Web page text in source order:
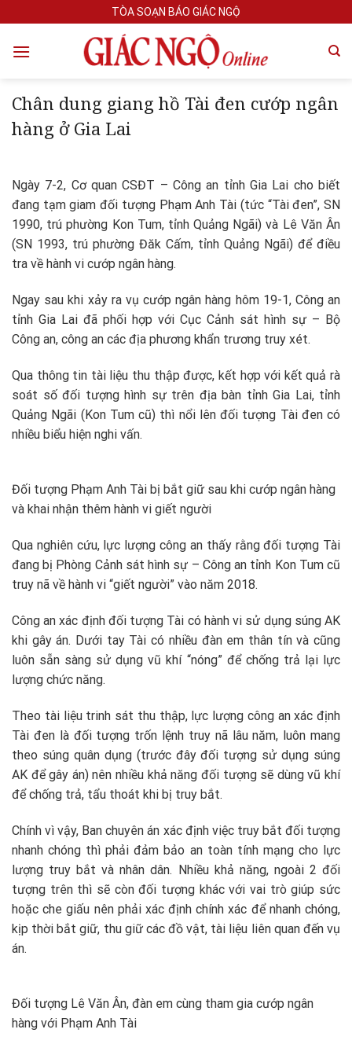
to
content
TÒA SOẠN BÁO GIÁC NGỘ
Chân dung giang hồ Tài đen cướp ngân
hàng ở Gia Lai
Ngày 7-2, Cơ quan CSĐT – Công an tỉnh Gia Lai cho biết
đang tạm giam đối tượng Phạm Anh Tài (tức “Tài đen”, SN
1990, trú phường Kon Tum, tỉnh Quảng Ngãi) và Lê Văn Ân
(SN 1993, trú phường Đăk Cấm, tỉnh Quảng Ngãi) để điều
tra về hành vi cướp ngân hàng.
Ngay sau khi xảy ra vụ cướp ngân hàng hôm 19-1, Công an
tỉnh Gia Lai đã phối hợp với Cục Cảnh sát hình sự – Bộ
Công an, công an các địa phương khẩn trương truy xét.
Qua thông tin tài liệu thu thập được, kết hợp với kết quả rà
soát số đối tượng hình sự trên địa bàn tỉnh Gia Lai, tỉnh
Quảng Ngãi (Kon Tum cũ) thì nổi lên đối tượng Tài đen có
nhiều biểu hiện nghi vấn.
Đối tượng Phạm Anh Tài bị bắt giữ sau khi cướp ngân hàng
và khai nhận thêm hành vi giết người
Qua nghiên cứu, lực lượng công an thấy rằng đối tượng Tài
đang bị Phòng Cảnh sát hình sự – Công an tỉnh Kon Tum cũ
truy nã về hành vi “giết người” vào năm 2018.
Công an xác định đối tượng Tài có hành vi sử dụng súng AK
khi gây án. Dưới tay Tài có nhiều đàn em thân tín và cũng
luôn sẵn sàng sử dụng vũ khí “nóng” để chống trả lại lực
lượng chức năng.
Theo tài liệu trinh sát thu thập, lực lượng công an xác định
Tài đen là đối tượng trốn lệnh truy nã lâu năm, luôn mang
theo súng quân dụng (trước đây đối tượng sử dụng súng
AK để gây án) nên nhiều khả năng đối tượng sẽ dùng vũ khí
để chống trả, tẩu thoát khi bị truy bắt.
Chính vì vậy, Ban chuyên án xác định việc truy bắt đối tượng
nhanh chóng thì phải đảm bảo an toàn tính mạng cho lực
lượng truy bắt và nhân dân. Nhiều khả năng, ngoài 2 đối
tượng trên thì sẽ còn đối tượng khác với vai trò giúp sức
hoặc che giấu nên phải xác định chính xác để nhanh chóng,
kịp thời bắt giữ, thu giữ các đồ vật, tài liệu liên quan đến vụ
án.
Đối tượng Lê Văn Ân, đàn em cùng tham gia cướp ngân
hàng với Phạm Anh Tài